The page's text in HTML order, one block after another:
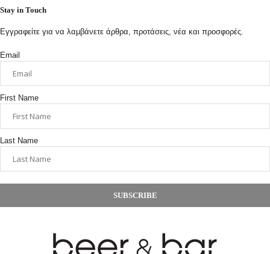
Stay in Touch
Εγγραφείτε για να λαμβάνετε άρθρα, προτάσεις, νέα και προσφορές.
Email
First Name
Last Name
SUBSCRIBE